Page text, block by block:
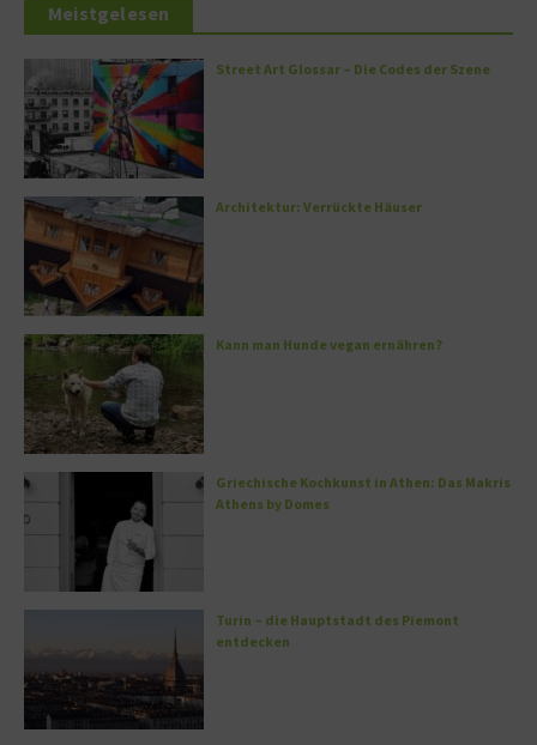
Meistgelesen
Street Art Glossar – Die Codes der Szene
Architektur: Verrückte Häuser
Kann man Hunde vegan ernähren?
Griechische Kochkunst in Athen: Das Makris
Athens by Domes
Turin – die Hauptstadt des Piemont
entdecken